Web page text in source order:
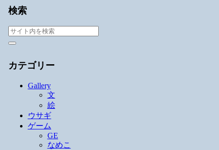
検索
カテゴリー
Gallery
文
絵
ウサギ
ゲーム
GE
なめこ